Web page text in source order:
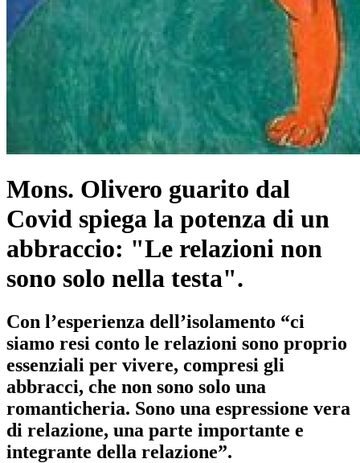
Mons. Olivero guarito dal
Covid spiega la potenza di un
abbraccio: "Le relazioni non
sono solo nella testa".
Con l’esperienza dell’isolamento “ci
siamo resi conto le relazioni sono proprio
essenziali per vivere, compresi gli
abbracci, che non sono solo una
romanticheria. Sono una espressione vera
di relazione, una parte importante e
integrante della relazione”.